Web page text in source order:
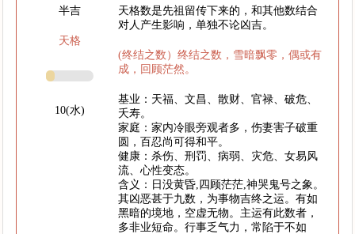
半吉
天格
10(水)
天格数是先祖留传下来的，和其他数结合
对人产生影响，单独不论凶吉。
(终结之数）终结之数，雪暗飘零，偶或有
成，回顾茫然。
基业：天福、文昌、散财、官禄、破危、
夭寿。
家庭：家内冷眼旁观者多，伤妻害子破重
圆，百忍尚可得和平。
健康：杀伤、刑罚、病弱、灾危、女易风
流、心性变态。
含义：日没黄昏,四顾茫茫,神哭鬼号之象。
其凶恶甚于九数，为事物吉终之运。有如
黑暗的境地，空虚无物。主运有此数者，
多非业短命。行事乏气力，常陷于不如